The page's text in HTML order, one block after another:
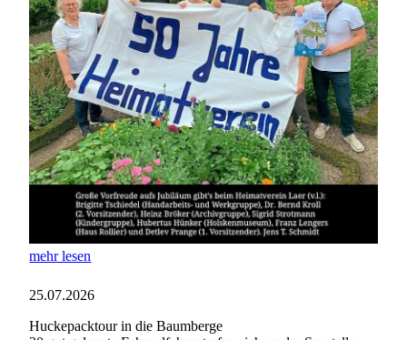
mehr lesen
25.07.2026
Huckepacktour in die Baumberge